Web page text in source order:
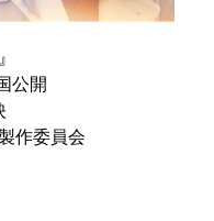
公開
作委員会